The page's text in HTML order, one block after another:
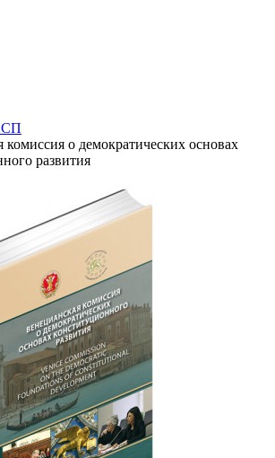
комиссия о демократических основах
развития